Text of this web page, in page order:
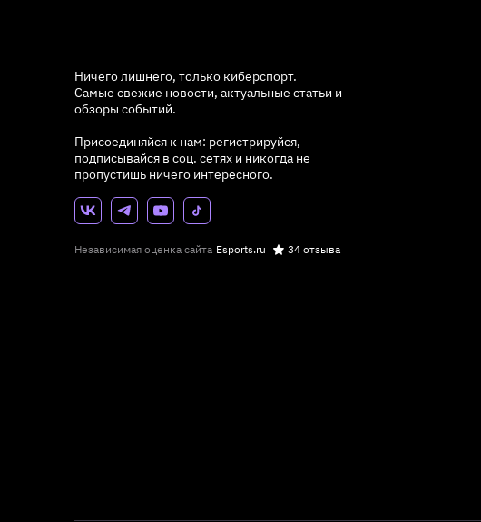
Ничего лишнего, только киберспорт.
Самые свежие новости, актуальные статьи и
обзоры событий.
Присоединяйся к нам: регистрируйся,
подписывайся в соц. сетях и никогда не
пропустишь ничего интересного.
Независимая оценка сайта Esports.ru 34 отзыва